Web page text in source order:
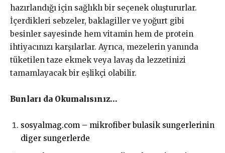
hazırlandığı için sağlıklı bir seçenek oluştururlar.
İçerdikleri sebzeler, baklagiller ve yoğurt gibi
besinler sayesinde hem vitamin hem de protein
ihtiyacınızı karşılarlar. Ayrıca, mezelerin yanında
tüketilen taze ekmek veya lavaş da lezzetinizi
tamamlayacak bir eşlikçi olabilir.
Bunları da Okumalısınız…
sosyalmag.com – mikrofiber bulasik sungerlerinin
diger sungerlerde